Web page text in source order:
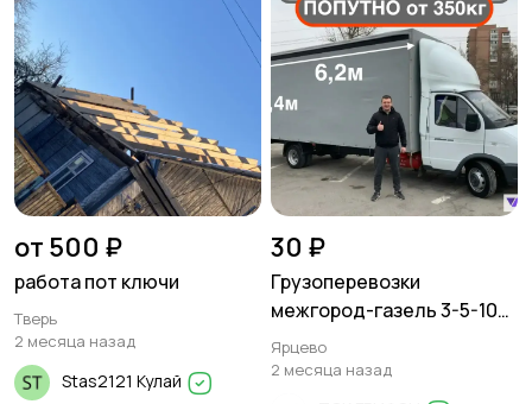
от 500 ₽
работа пот ключи
Тверь
2 месяца назад
Stas2121 Кулай
30 ₽
Грузоперевозки
межгород-газель 3-5-10
тонн
Ярцево
2 месяца назад